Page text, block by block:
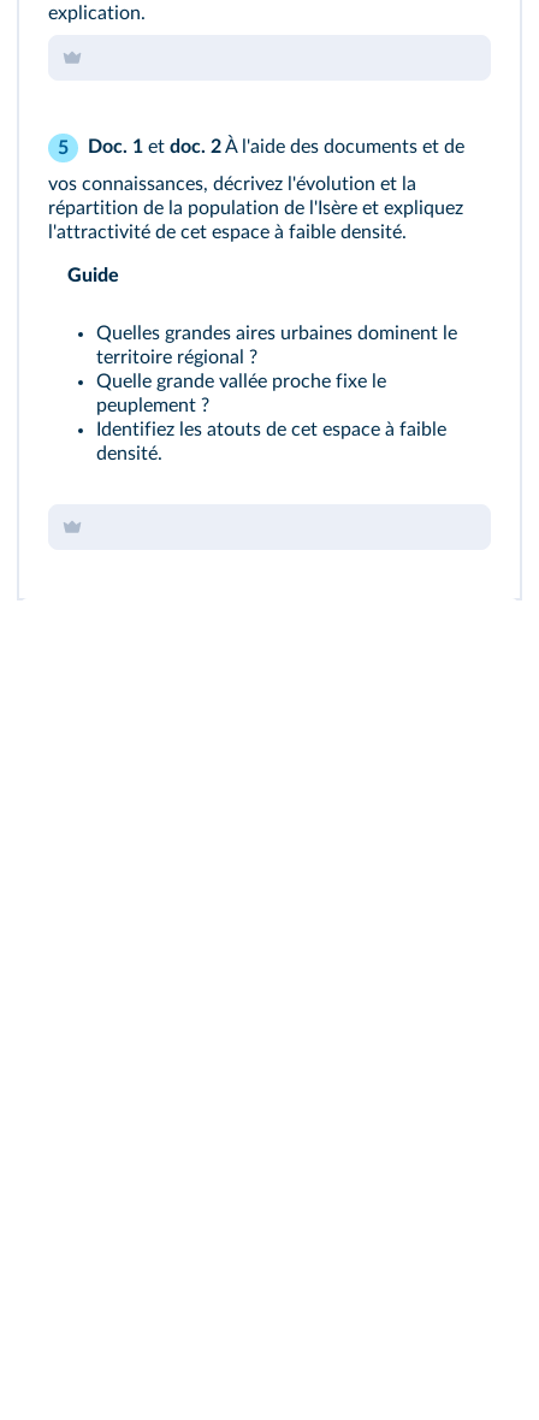
explication.
5 Doc. 1 et doc. 2À l'aide des documents et de
vos connaissances, décrivez l'évolution et la
répartition de la population de l'Isère et expliquez
l'attractivité de cet espace à faible densité.
Guide
Quelles grandes aires urbaines dominent le
territoire régional ?
Quelle grande vallée proche fixe le
peuplement ?
Identifiez les atouts de cet espace à faible
densité.